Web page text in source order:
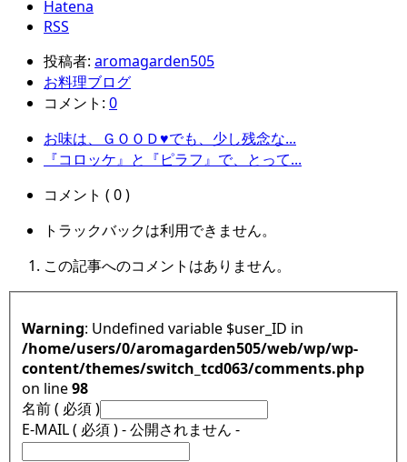
Hatena
RSS
投稿者: aromagarden505
お料理ブログ
コメント: 0
お味は、ＧＯＯＤ♥でも、少し残念な...
『コロッケ』と『ピラフ』で、とって...
コメント ( 0 )
トラックバックは利用できません。
この記事へのコメントはありません。
Warning : Undefined variable $user_ID in
/home/users/0/aromagarden505/web/wp/wp-
content/themes/switch_tcd063/comments.php
on line98
名前 ( 必須 )
E-MAIL ( 必須 ) - 公開されません -